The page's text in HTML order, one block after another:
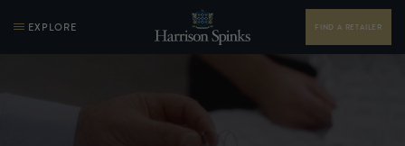
EXPLORE FIND A RETAILER